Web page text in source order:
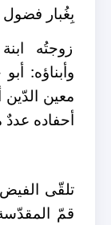
بِغُبار فضول
زوجتُه
وأبناؤه:
معين
أحفاده عددٌ
تلقّى الفيض
قمّ